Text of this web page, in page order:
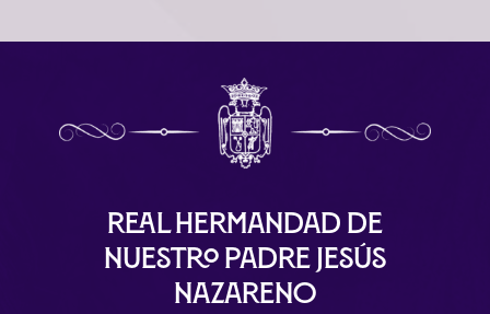
Real Hermandad de
Nuestro Padre Jesús
Nazareno